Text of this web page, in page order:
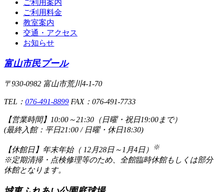
ご利用案内
ご利用料金
教室案内
交通・アクセス
お知らせ
富山市民プール
〒930-0982 富山市荒川4-1-70
TEL： 076-491-8899 FAX：076-491-7733
【営業時間】 10:00～21:30（日曜・祝日19:00まで）
(最終入館：平日21:00 / 日曜・休日18:30)
【休館日】 年末年始（ 12月28日～1月4日） ※
※定期清掃・点検修理等のため、全館臨時休館もしくは部分
休館となります。